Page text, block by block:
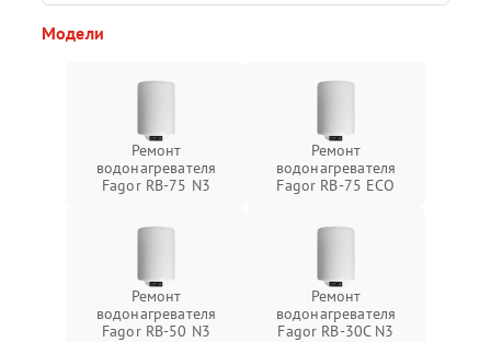
Модели
Ремонт
водонагревателя
Fagor RB-75 N3
Ремонт
водонагревателя
Fagor RB-75 ECO
Ремонт
водонагревателя
Fagor RB-50 N3
Ремонт
водонагревателя
Fagor RB-30C N3